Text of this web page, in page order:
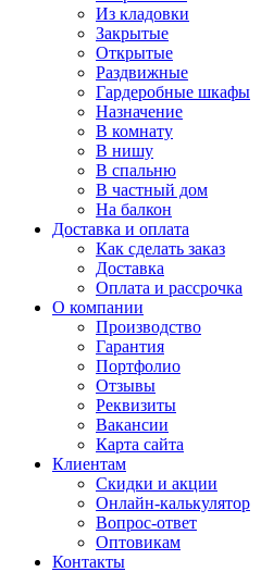
Из кладовки
Закрытые
Открытые
Раздвижные
Гардеробные шкафы
Назначение
В комнату
В нишу
В спальню
В частный дом
На балкон
Доставка и оплата
Как сделать заказ
Доставка
Оплата и рассрочка
О компании
Производство
Гарантия
Портфолио
Отзывы
Реквизиты
Вакансии
Карта сайта
Клиентам
Скидки и акции
Онлайн-калькулятор
Вопрос-ответ
Оптовикам
Контакты